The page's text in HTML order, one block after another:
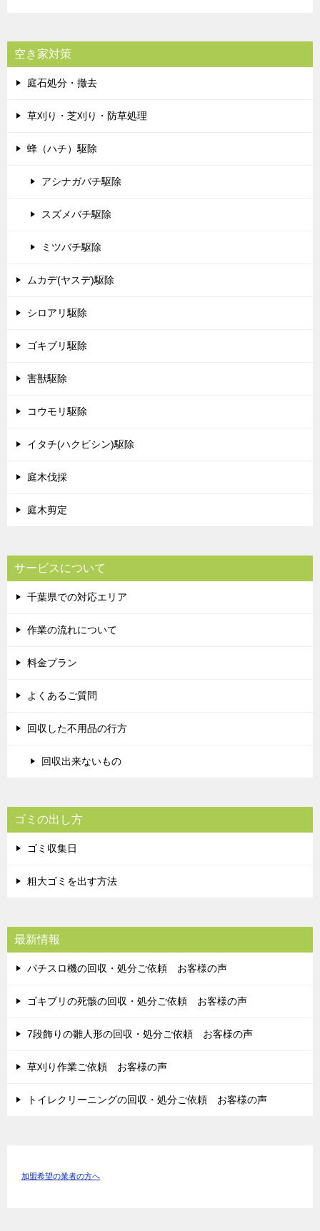
空き家対策
庭石処分・撤去
草刈り・芝刈り・防草処理
蜂（ハチ）駆除
アシナガバチ駆除
スズメバチ駆除
ミツバチ駆除
ムカデ(ヤスデ)駆除
シロアリ駆除
ゴキブリ駆除
害獣駆除
コウモリ駆除
イタチ(ハクビシン)駆除
庭木伐採
庭木剪定
サービスについて
千葉県での対応エリア
作業の流れについて
料金プラン
よくあるご質問
回収した不用品の行方
回収出来ないもの
ゴミの出し方
ゴミ収集日
粗大ゴミを出す方法
最新情報
パチスロ機の回収・処分ご依頼 お客様の声
ゴキブリの死骸の回収・処分ご依頼 お客様の声
7段飾りの雛人形の回収・処分ご依頼 お客様の声
草刈り作業ご依頼 お客様の声
トイレクリーニングの回収・処分ご依頼 お客様の声
加盟希望の業者の方へ